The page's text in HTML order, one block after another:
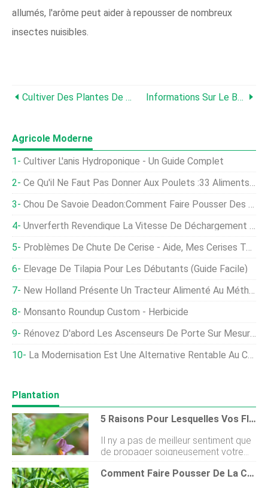
allumés, l'arôme peut aider à repousser de nombreux
insectes nuisibles.
Cultiver Des Plantes De Basilic Minette - Informations Sur Le Basilic Nain Minette Informations Sur Le Basilic À Feuilles De Laitue:Cultiver Des Plantes De Basilic À Feuilles De Laitue
Agricole Moderne
Cultiver L'anis Hydroponique - Un Guide Complet
Ce Qu'il Ne Faut Pas Donner Aux Poulets :33 Aliments À Éviter
Chou De Savoie Deadon:Comment Faire Pousser Des Choux De Deadon
Unverferth Revendique La Vitesse De Déchargement Des Nouveaux Chariots À Grains Parker
Problèmes De Chute De Cerise - Aide, Mes Cerises Tombent De L'arbre
Élevage De Tilapia Pour Les Débutants (Guide Facile)
New Holland Présente Un Tracteur Alimenté Au Méthane, Élargit Les Gammes De Produits
Monsanto Roundup Custom - Herbicide
Rénovez D'abord Les Ascenseurs De Porte Sur Mesure, Puis S'ouvre
La Modernisation Est Une Alternative Rentable Au Commerce De La Jardinière
Plantation
5 Raisons Pour Lesquelles Vos Fleurs D'aubergine Tombent
Il ny a pas de meilleur sentiment que
de propager soigneusement votre
propre aubergine ( Solanum
melongena ), entretenir les semis, et
Comment Faire Pousser De La Ciboulette